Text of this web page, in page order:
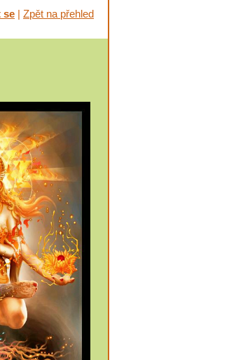
se | Zpět na přehled